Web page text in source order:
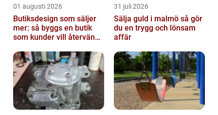
01 augusti 2026
Butiksdesign som säljer
mer: så byggs en butik
som kunder vill återvända
31 juli 2026
Sälja guld i malmö så gör
du en trygg och lönsam
affär